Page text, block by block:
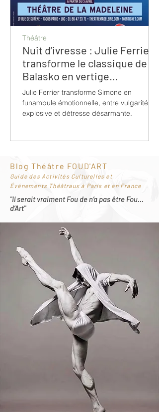
Nuit d’ivresse : Julie Ferrier
transforme le classique de
Balasko en vertige
bouleversant
Julie Ferrier transforme Simone en
funambule émotionnelle, entre vulgarité
explosive et détresse désarmante.
Théâtre
Blog Théâtre FOUD'ART
Guide des Activités Culturelles et
Événements Théâtraux à Paris et en France
"Il serait vraiment Fou de n’a pas être Fou…
d’Art"